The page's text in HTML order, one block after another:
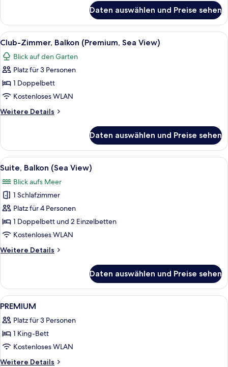
Doppelzimmer,
Balkon
(Sea
View)
Daten auswählen und Preise sehen
Alle
Fotos
für
Club-
Zimmer,
Balkon
(Premium,
Sea
anzeigen
Ein Hotelzimmer mit Bett, einer
18
Club-Zimmer, Balkon (Premium, Sea View)
Blick auf den Garten
Platz für 3 Personen
1 Doppelbett
Kostenloses WLAN
Weitere Details
Weitere
Zimmer,
Balkon
(Premium,
View)
Daten auswählen und Preise sehen
Alle
Fotos
für
Suite,
Balkon
(Sea
View)
Suite, Balkon (Sea View) |
26
Suite, Balkon (Sea View)
Blick aufs Meer
1 Schlafzimmer
Platz für 4 Personen
1 Doppelbett und 2 Einzelbetten
Kostenloses WLAN
Weitere Details
Weitere
Balkon
(Sea
View)
Daten auswählen und Preise sehen
Alle
Fotos
für
PREMIUM
anzeigen
Minibar, Zimmersafe, Schreibtisch,
5
PREMIUM
Platz für 3 Personen
1 King-Bett
Kostenloses WLAN
Weitere Details
Weitere